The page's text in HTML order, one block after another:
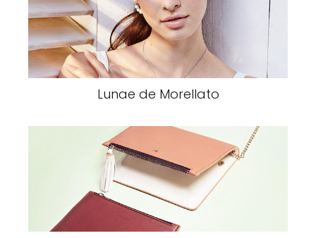
Lunae de Morellato